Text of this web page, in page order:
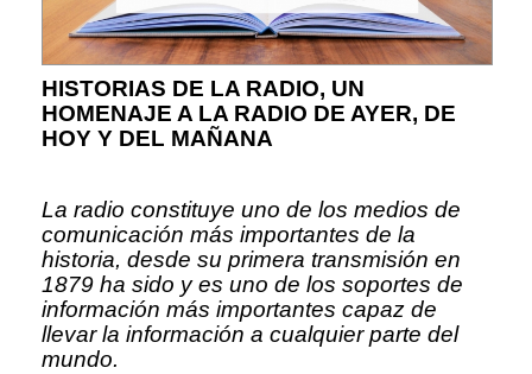
HISTORIAS DE LA RADIO, UN
HOMENAJE A LA RADIO DE AYER, DE
HOY Y DEL MAÑANA
La radio constituye uno de los medios de
comunicación más importantes de la
historia, desde su primera transmisión en
1879 ha sido y es uno de los soportes de
información más importantes capaz de
llevar la información a cualquier parte del
mundo.